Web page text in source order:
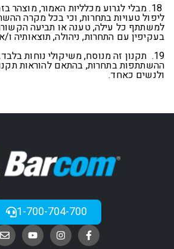
18. מבלי לגרוע מכלליות האמור, מוצהר
ליפול טעויות בתחרות, וכי בכל מקרה
למשתתף כל עילה, טענה או תביעה
בעקיפין עם התחרות, ניהולה, תוצאותיה
19. תקנון זה מנוסח, משיקולי נוחות
ההשתתפות בתחרות, בהתאם להוראות
ולנשים כאחד.
1-700-704-700